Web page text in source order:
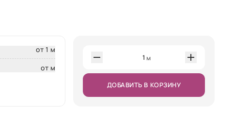
от 1 м
от м
1 м
ДОБАВИТЬ В КОРЗИНУ